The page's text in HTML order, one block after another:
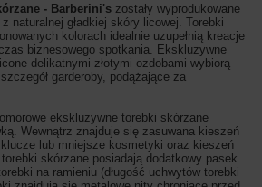
- Barberini's zostały wyprodukowane
naturalnej gładkiej skóry licowej. Torebki
kolorach idealnie uzupełnią kreacje
biznesowego spotkania. Ekskluzywne
delikatnymi złotymi ozdobami wybiorą
garderoby, podążające za
ekskluzywne torebki skórzane
Wewnątrz znajduje się zasuwana kieszeń
lub mniejsze kosmetyki oraz kieszeń
skórzane posiadają dodatkowy pasek
na ramieniu (długość uchwytów torebki